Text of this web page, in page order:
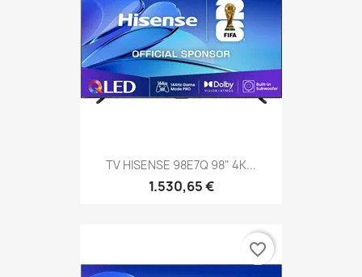
TV HISENSE 98E7Q 98" 4K...
1.530,65 €
favorite_border